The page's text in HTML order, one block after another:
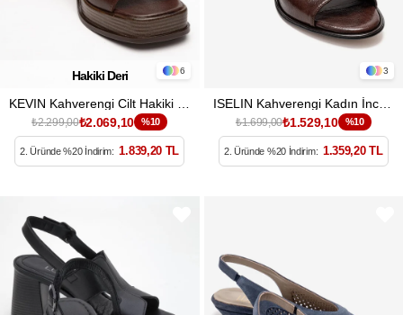
6
₺2.299,00₺2.069,10 %10
2. Üründe %20 İndirim: 1.839,20 TL
Hakiki Deri 3
ISELIN Kahverengi Kadın İnce Topuklu Ayakkabı
₺1.699,00₺1.529,10 %10
2. Üründe %20 İndirim: 1.359,20 TL